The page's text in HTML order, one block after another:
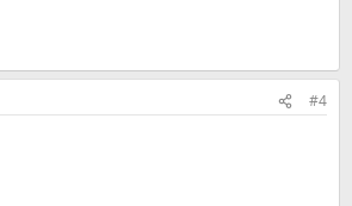
#4